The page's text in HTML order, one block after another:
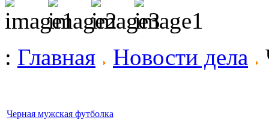
: Главная Новости дела
Черная мужская футболка